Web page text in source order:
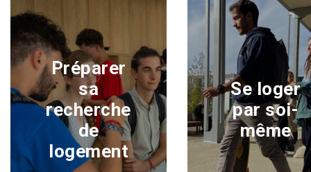
Préparer
sa
recherche
de
logement
Se loger
par soi-
même